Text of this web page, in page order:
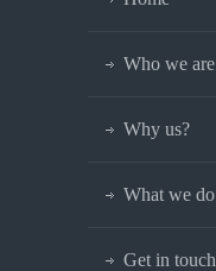
Who we are
Why us?
What we do
Get in touch